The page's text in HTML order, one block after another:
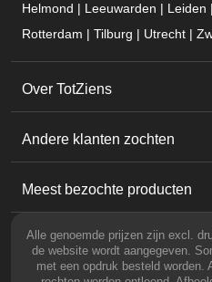
Helmond | Leeuwarden | Leiden
Rotterdam | Tilburg | Utrecht |
Over TotZiens
Andere klanten zochten
Meest bezochte producten
Alle genoemde prijzen zijn excl.
de website wordt aangegeven.
met een opdruk besteld worden.